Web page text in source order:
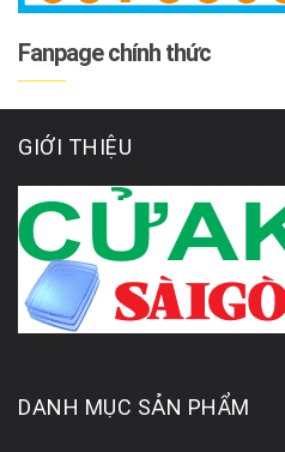
Fanpage chính thức
GIỚI THIỆU
DANH MỤC SẢN PHẨM